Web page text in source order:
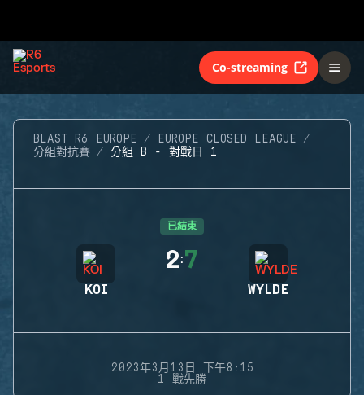
Co-streaming
BLAST R6 EUROPE
EUROPE CLOSED LEAGUE
分組對抗賽
分組 B - 對戰日 1
已結束
KOI
2:7
WYLDE
2023年3月13日 下午8:15
1 戰先勝